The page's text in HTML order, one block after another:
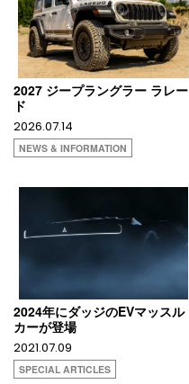
2027 ジープラングラー ラレー
ド
2026.07.14
NEWS & INFORMATION
2024年にダッジのEVマッスル
カーが登場
2021.07.09
SPECIAL ARTICLES